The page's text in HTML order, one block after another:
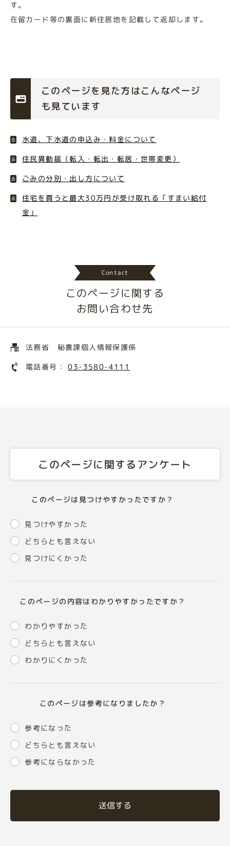
す。
在留カード等の裏面に新住居地を記載して返却します。
このページを見た方はこんなページ
も見ています
水道、下水道の申込み・料金について
住民異動届（転入・転出・転居・世帯変更）
ごみの分別・出し方について
住宅を買うと最大30万円が受け取れる「すまい給付
金」
Contact
このページに関する
お問い合わせ先
法務省 秘書課個人情報保護係
電話番号：03-3580-4111
このページに関するアンケート
このページは見つけやすかったですか？
見つけやすかった
どちらとも言えない
見つけにくかった
このページの内容はわかりやすかったですか？
わかりやすかった
どちらとも言えない
わかりにくかった
このページは参考になりましたか？
参考になった
どちらとも言えない
参考にならなかった
送信する